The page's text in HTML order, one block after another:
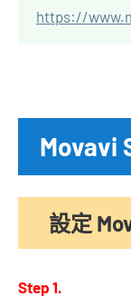
https://
Movavi
設定
Step 1.